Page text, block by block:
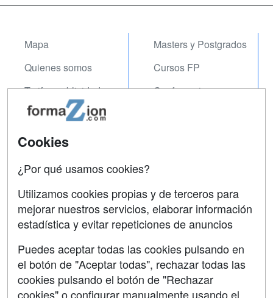
Mapa
Quienes somos
Tarifas publicidad
Acceso Usuarios
Acceso Centros
Masters y Postgrados
Cursos FP
Conferencias
Contactar
Confidencialidad
Aviso legal
Copyleft
Cookies
¿Por qué usamos cookies?
Utilizamos cookies propias y de terceros para
mejorar nuestros servicios, elaborar información
estadística y evitar repeticiones de anuncios
Puedes aceptar todas las cookies pulsando en
el botón de "Aceptar todas", rechazar todas las
cookies pulsando el botón de "Rechazar
cookies" o configurar manualmente usando el